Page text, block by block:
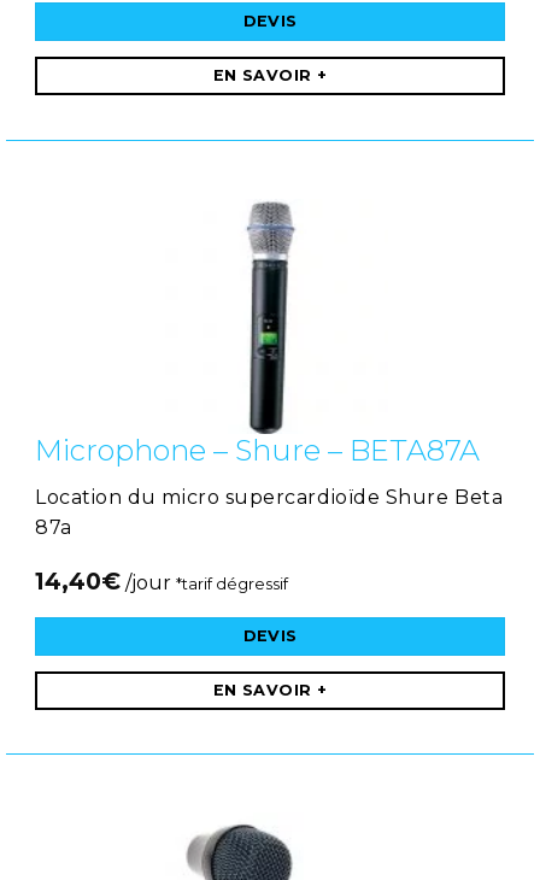
DEVIS
EN SAVOIR +
Microphone – Shure – BETA87A
Location du micro supercardioïde Shure Beta
87a
14,40€ /jour *tarif dégressif
DEVIS
EN SAVOIR +